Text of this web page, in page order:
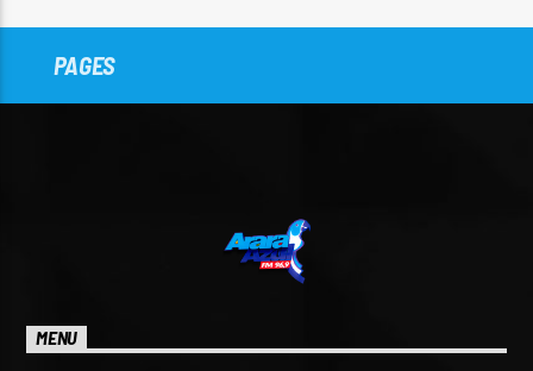
PAGES
MENU